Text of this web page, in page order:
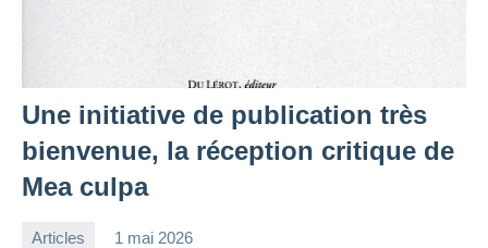
Une initiative de publication très
bienvenue, la réception critique de
Mea culpa
Articles 1 mai 2026